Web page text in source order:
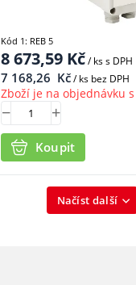
8 673,59Kč/ kss DPH
7 168,26 Kč/ ks bez DPH
Zboží je na objednávku
Koupit
Kód 1: REB 5
Načíst další